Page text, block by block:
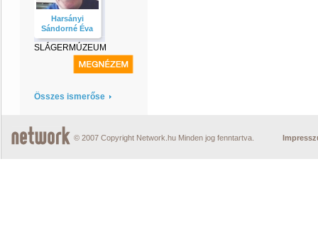
Harsányi
Sándorné Éva
SLÁGERMÚZEUM
Összes ismerőse
© 2007 Copyright Network.hu Minden jog fenntartva.